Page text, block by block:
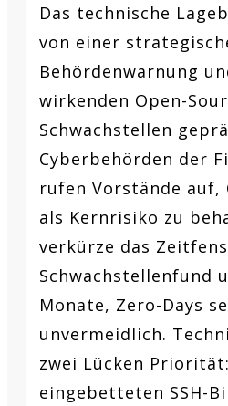
Das technische
von einer
Behördenwarnung
wirkenden Open-
Schwachstellen
Cyberbehörden der
rufen Vorstände auf,
als Kernrisiko zu
verkürze das
Schwachstellenfund
Monate, Zero-Days
unvermeidlich.
zwei Lücken
eingebetteten SSH-